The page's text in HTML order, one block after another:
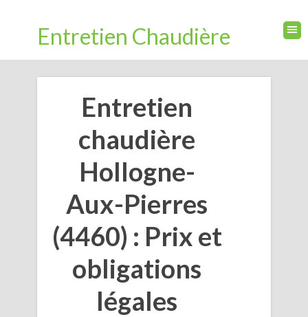
Entretien Chaudière
Entretien
chaudière
Hollogne-
Aux-Pierres
(4460) : Prix et
obligations
légales